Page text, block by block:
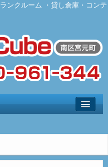
ンクルーム ・貸し倉庫・コンテ
–
内